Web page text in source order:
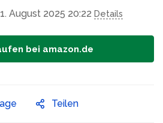
August 2025 20:22 Details
bei amazon.de
Teilen